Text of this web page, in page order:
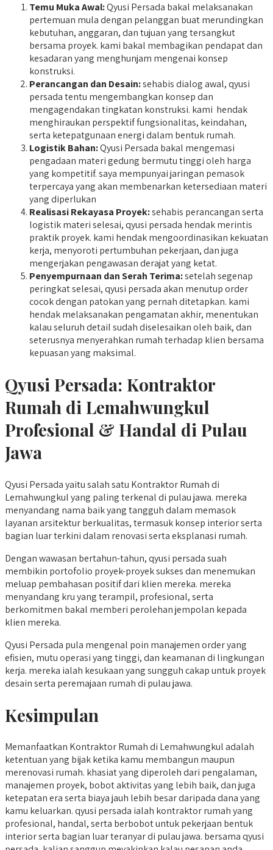
Temu Muka Awal:Qyusi Persada bakal melaksanakan
pertemuan mula dengan pelanggan buat merundingkan
kebutuhan, anggaran, dan tujuan yang tersangkut
bersama proyek. kami bakal membagikan pendapat dan
kesadaran yang menghunjam mengenai konsep
konstruksi.
Perancangan dan Desain:sehabis dialog awal, qyusi
persada tentu mengembangkan konsep dan
mengagendakan tingkatan konstruksi. kami hendak
menghiraukan perspektif fungsionalitas, keindahan,
serta ketepatgunaan energi dalam bentuk rumah.
Logistik Bahan:Qyusi Persada bakal mengemasi
pengadaan materi gedung bermutu tinggi oleh harga
yang kompetitif. saya mempunyai jaringan pemasok
terpercaya yang akan membenarkan ketersediaan materi
yang diperlukan
Realisasi Rekayasa Proyek:sehabis perancangan serta
logistik materi selesai, qyusi persada hendak merintis
praktik proyek. kami hendak mengoordinasikan kekuatan
kerja, menyoroti pertumbuhan pekerjaan, dan juga
mengerjakan pengawasan derajat yang ketat.
Penyempurnaan dan Serah Terima:setelah segenap
peringkat selesai, qyusi persada akan menutup order
cocok dengan patokan yang pernah ditetapkan. kami
hendak melaksanakan pengamatan akhir, menentukan
kalau seluruh detail sudah diselesaikan oleh baik, dan
seterusnya menyerahkan rumah terhadap klien bersama
kepuasan yang maksimal.
Qyusi Persada: Kontraktor
Rumah di Lemahwungkul
Profesional & Handal di Pulau
Jawa
Qyusi Persada yaitu salah satu Kontraktor Rumah di
Lemahwungkul yang paling terkenal di pulau jawa. mereka
menyandang nama baik yang tangguh dalam memasok
layanan arsitektur berkualitas, termasuk konsep interior serta
bagian luar terkini dalam renovasi serta eksplanasi rumah.
Dengan wawasan bertahun-tahun, qyusi persada suah
membikin portofolio proyek-proyek sukses dan menemukan
meluap pembahasan positif dari klien mereka. mereka
menyandang kru yang terampil, profesional, serta
berkomitmen bakal memberi perolehan jempolan kepada
klien mereka.
Qyusi Persada pula mengenal poin manajemen order yang
efisien, mutu operasi yang tinggi, dan keamanan di lingkungan
kerja. mereka ialah kesukaan yang sungguh cakap untuk proyek
desain serta peremajaan rumah di pulau jawa.
Kesimpulan
Memanfaatkan Kontraktor Rumah di Lemahwungkul adalah
ketentuan yang bijak ketika kamu membangun maupun
merenovasi rumah. khasiat yang diperoleh dari pengalaman,
manajemen proyek, bobot aktivitas yang lebih baik, dan juga
ketepatan era serta biaya jauh lebih besar daripada dana yang
kamu keluarkan. qyusi persada ialah kontraktor rumah yang
profesional, handal, serta berbobot untuk pekerjaan bentuk
interior serta bagian luar teranyar di pulau jawa. bersama qyusi